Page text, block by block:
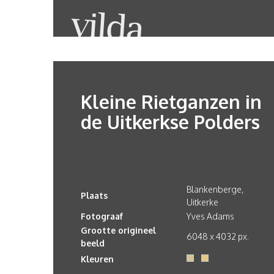
Kleine Rietganzen in
de Uitkerkse Polders
Plaats
Blankenberge,
Uitkerke
Fotograaf
Yves Adams
Grootte origineel
beeld
6048 x 4032 px.
Kleuren